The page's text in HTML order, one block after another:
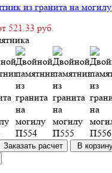
из гранита на
521.33 руб.
Заказать расчет
В